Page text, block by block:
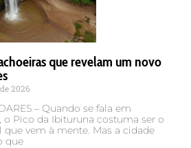
que revelam um novo
2026
– Quando se fala em
o Pico da Ibituruna costuma ser o
vem à mente. Mas a cidade
que